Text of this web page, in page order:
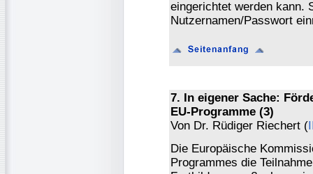
eingerichtet werden kann.
Nutzernamen/Passwort
7. In eigener Sache:
EU-Programme (3)
Von Dr. Rüdiger Riechert (
Die Europäische
Programmes die